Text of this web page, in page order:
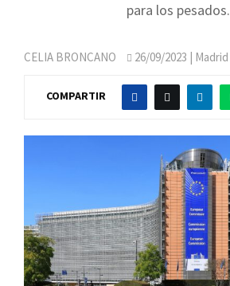
para los pesados.
CELIA BRONCANO 26/09/2023 | Madrid
COMPARTIR